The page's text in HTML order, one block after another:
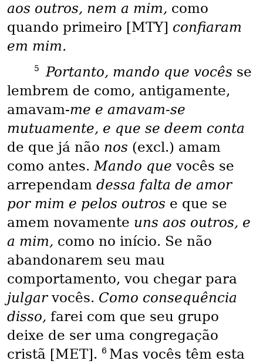
aos outros, nem a mim, como
quando primeiro [MTY] confiaram
em mim.
5 Portanto, mando que vocês se
lembrem de como, antigamente,
amavam-me e amavam-se
mutuamente, e que se deem conta
de que já não nos (excl.) amam
como antes. Mando que vocês se
arrependam dessa falta de amor
por mim e pelos outros e que se
amem novamente uns aos outros, e
a mim, como no início. Se não
abandonarem seu mau
comportamento, vou chegar para
julgar vocês. Como consequência
disso, farei com que seu grupo
deixe de ser uma congregação
cristã [MET]. 6 Mas vocês têm esta